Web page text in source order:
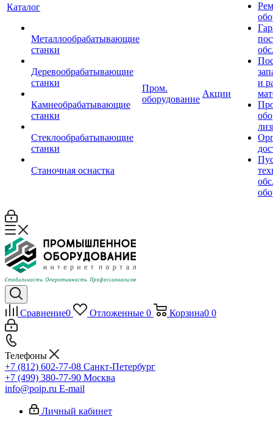
Каталог
Металлообрабатывающие
станки
Деревообрабатывающие
станки
Камнеобрабатывающие
станки
Стеклообрабатывающие
станки
Станочная оснастка
Пром.
оборудование
Акции
и
Сравнение0 Отложенные 0 Корзина0 0
Телефоны
+7 (812) 602-77-08 Санкт-Петербург
+7 (499) 380-77-90 Москва
info@poip.ru E-mail
Личный кабинет